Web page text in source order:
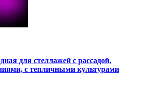
для стеллажей с рассадой,
с тепличными культурами